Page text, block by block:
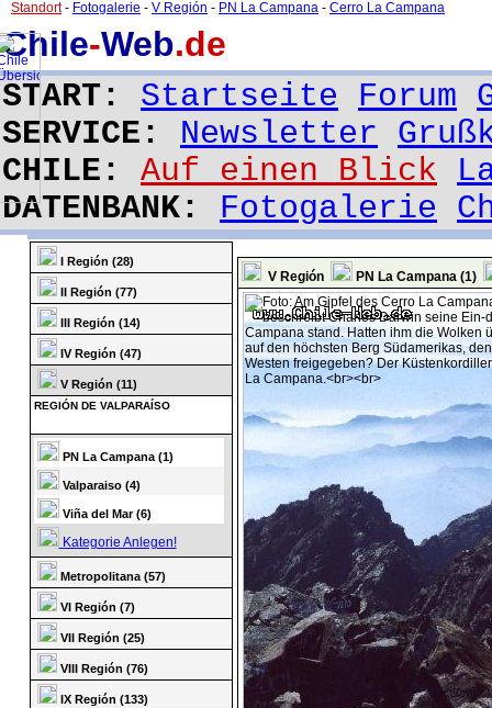
Chile-Web.de
START: Startseite Forum
SERVICE: Newsletter
CHILE: Auf einen Blick
DATENBANK: Fotogalerie
Standort- Fotogalerie - V Región - PN La Campana - Cerro La Campana
I Región (28)
II Región (77)
III Región (14)
IV Región (47)
V Región (11)
REGIÓN DE VALPARAÍSO
PN La Campana (1)
Valparaiso (4)
Viña del Mar (6)
Kategorie Anlegen!
Metropolitana (57)
VI Región (7)
VII Región (25)
VIII Región (76)
IX Región (133)
V Región PN La Campana (1)